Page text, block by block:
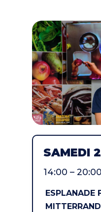
SAMEDI
14:00 – 20:00
ESPLANADE
MITTERRAND